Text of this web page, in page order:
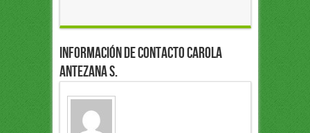
Información de Contacto Carola
Antezana S.